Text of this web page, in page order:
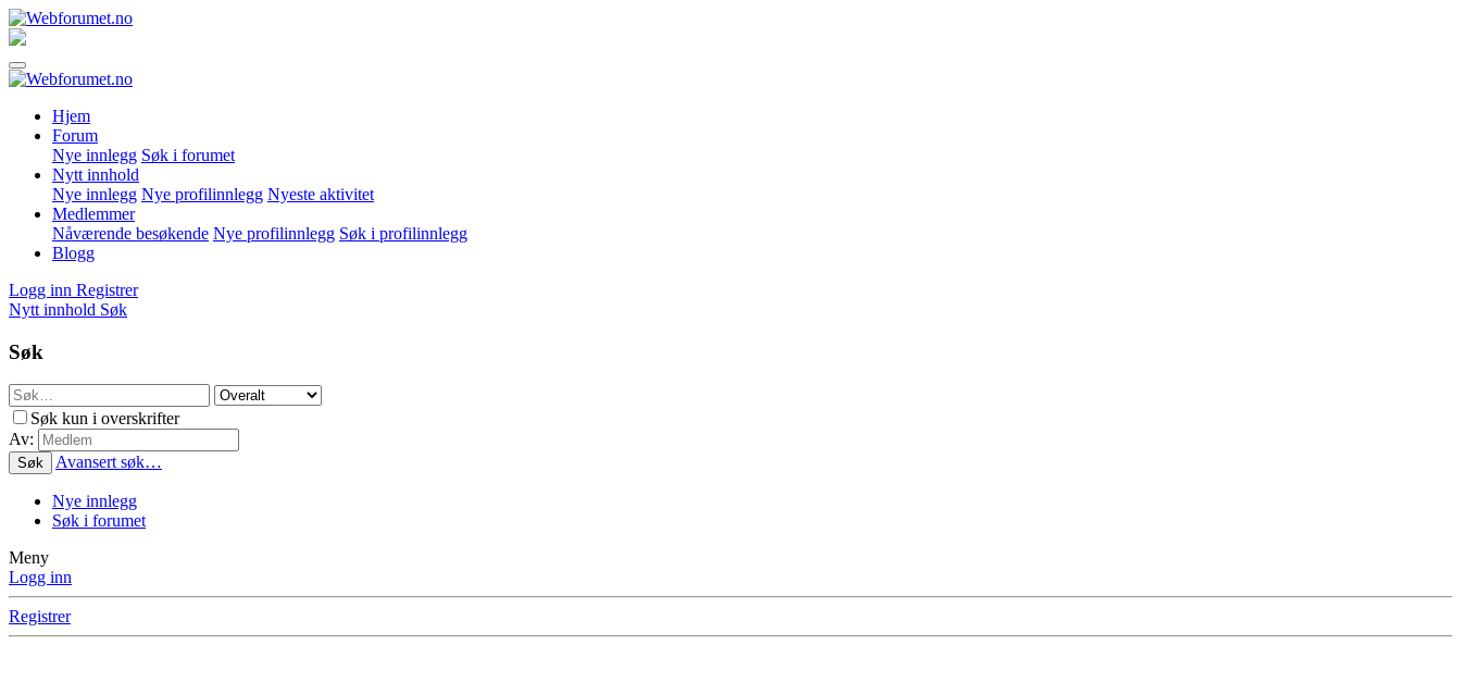
Hjem
Forum
Nye innlegg Søk i forumet
Nytt innhold
Nye innlegg Nye profilinnlegg Nyeste aktivitet
Medlemmer
Nåværende besøkende Nye profilinnlegg Søk i profilinnlegg
Blogg
Logg inn Registrer
Nytt innhold Søk
Søk
Søk kun i overskrifter
Av:
Søk Avansert søk…
Nye innlegg
Søk i forumet
Meny
Logg inn
Registrer